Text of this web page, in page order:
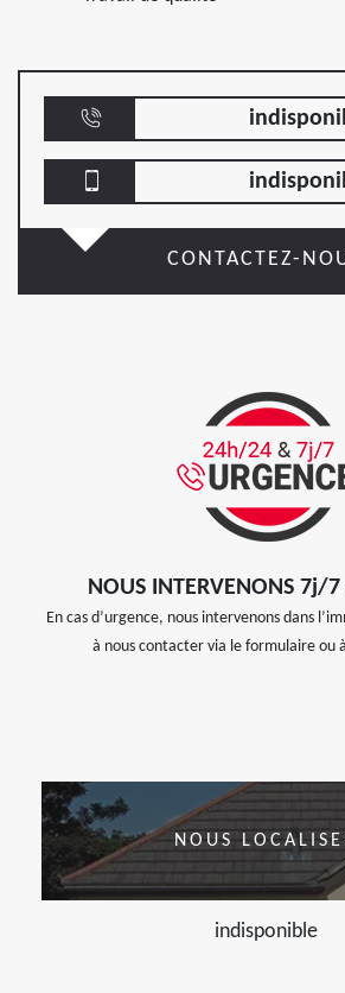
CONTACTEZ-
NOUS INTERVENONS 7j/
En cas d’urgence, nous intervenons dans
à nous contacter via le formulaire ou
NOUS
indisponible